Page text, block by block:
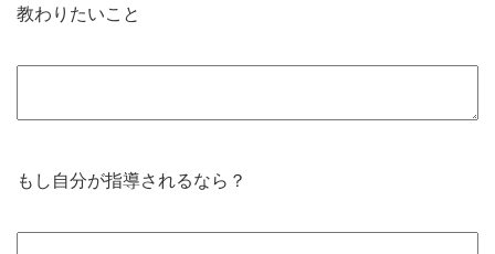
教わりたいこと
もし自分が指導されるなら？